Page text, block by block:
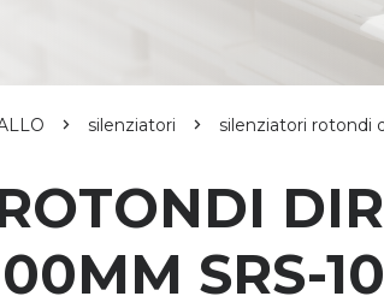
silenziatori silenziatori rotondi
SRS-